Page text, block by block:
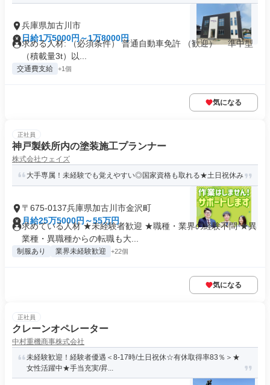
兵庫県加古川市
日給1万5000円～1万8000円
求める人材: （必須条件） 普通自動車免許 （歓迎） 準中型
（積載量3t）以...
交通費支給 +1個
気になる
正社員
神戸製鉄所内の塗装施工プランナー
株式会社ウェイズ
大手専属！未経験でも覚えやすい◎国家資格も取れる★土日祝休み
〒675-0137兵庫県加古川市金沢町
月給25万5000円～55万円
求めている人材 ★未経験者歓迎 ★職種・業界の経験不問 ★異
業種・異職種からの転職も大...
制服あり 業界未経験歓迎 +22個
気になる
正社員
クレーンオペレーター
中村重機商事株式会社
未経験歓迎！経験者優遇＜8-17時/土日祝休☆有休取得率83％＞★
女性活躍中★手当充実/昇...